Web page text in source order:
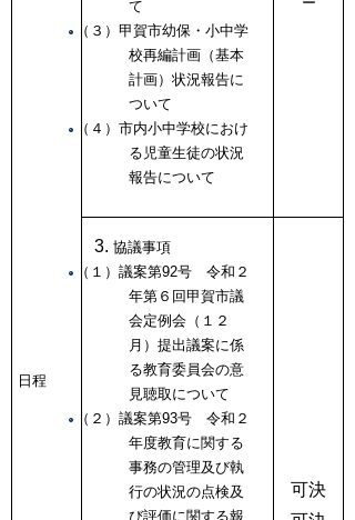
日程
て
（３）甲賀市幼保・小中学
校再編計画（基本
計画）状況報告に
ついて
（４）市内小中学校におけ
る児童生徒の状況
報告について
協議事項
（１）議案第92号 令和２
年第６回甲賀市議
会定例会（１２
月）提出議案に係
る教育委員会の意
見聴取について
（２）議案第93号 令和２
年度教育に関する
事務の管理及び執
行の状況の点検及
び評価に関する報
可決